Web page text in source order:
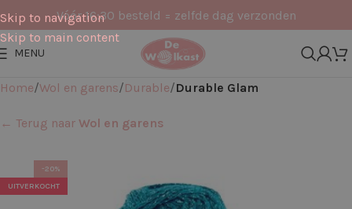
Skip to navigation
Skip to main content
Vóór 16:30 besteld = zelfde dag verzonden
MENU
Home Wol en garens Durable Durable Glam
← Terug naar Wol en garens
-20%
UITVERKOCHT